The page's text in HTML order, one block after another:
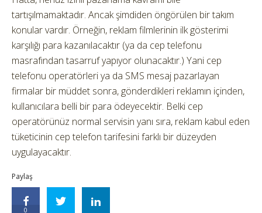
tartışılmamaktadır. Ancak şimdiden öngörülen bir takım
konular vardır. Örneğin, reklam filmlerinin ilk gösterimi
karşılığı para kazanılacaktır (ya da cep telefonu
masrafından tasarruf yapıyor olunacaktır.) Yani cep
telefonu operatörleri ya da SMS mesaj pazarlayan
firmalar bir müddet sonra, gönderdikleri reklamın içinden,
kullanıcılara belli bir para ödeyecektir. Belki cep
operatörünüz normal servisin yanı sıra, reklam kabul eden
tüketicinin cep telefon tarifesini farklı bir düzeyden
uygulayacaktır.
Paylaş
0